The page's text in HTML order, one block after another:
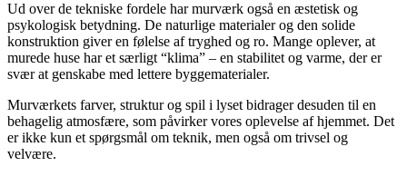
Ud over de tekniske fordele har murværk også en æstetisk og
psykologisk betydning. De naturlige materialer og den solide
konstruktion giver en følelse af tryghed og ro. Mange oplever, at
murede huse har et særligt “klima” – en stabilitet og varme, der er
svær at genskabe med lettere byggematerialer.
Murværkets farver, struktur og spil i lyset bidrager desuden til en
behagelig atmosfære, som påvirker vores oplevelse af hjemmet. Det
er ikke kun et spørgsmål om teknik, men også om trivsel og
velvære.